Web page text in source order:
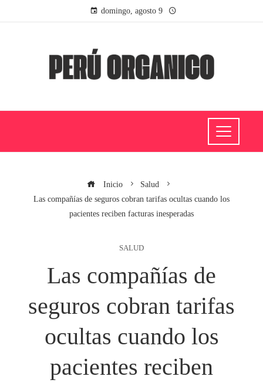
domingo, agosto 9
Inicio
Salud
Las compañías de seguros cobran tarifas ocultas cuando los
pacientes reciben facturas inesperadas
SALUD
Las compañías de
seguros cobran tarifas
ocultas cuando los
pacientes reciben